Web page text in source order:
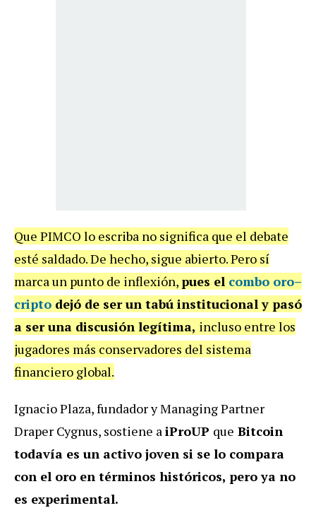
Que PIMCO lo escriba no significa que el debate
esté saldado. De hecho, sigue abierto. Pero sí
marca un punto de inflexión,pues el combo oro–
cripto dejó de ser un tabú institucional y pasó
a ser una discusión legítima, incluso entre los
jugadores más conservadores del sistema
financiero global.
Ignacio Plaza, fundador y Managing Partner
Draper Cygnus, sostiene aiProUP que Bitcoin
todavía es un activo joven si se lo compara
con el oro en términos históricos, pero ya no
es experimental.